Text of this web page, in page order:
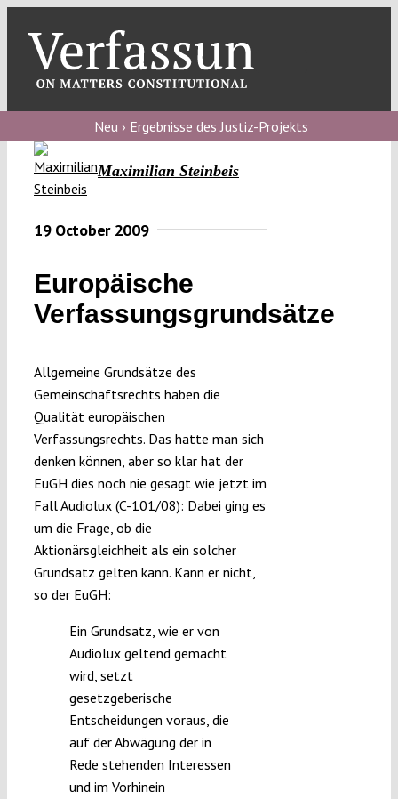
content
blog
Verfassungs
Verfassungs
Verfassungs
editorial
Funding
Neu › Ergebnisse des Justiz-Projekts
Maximilian Steinbeis
19 October 2009
Europäische
Verfassungsgrundsätze
Allgemeine Grundsätze des
Gemeinschaftsrechts haben die
Qualität europäischen
Verfassungsrechts. Das hatte man sich
denken können, aber so klar hat der
EuGH dies noch nie gesagt wie jetzt im
FallAudiolux(C-101/08): Dabei ging es
um die Frage, ob die
Aktionärsgleichheit als ein solcher
Grundsatz gelten kann. Kann er nicht,
so der EuGH:
Ein Grundsatz, wie er von
Audiolux geltend gemacht
wird, setzt
gesetzgeberische
Entscheidungen voraus, die
auf der Abwägung der in
Rede stehenden Interessen
und im Vorhinein